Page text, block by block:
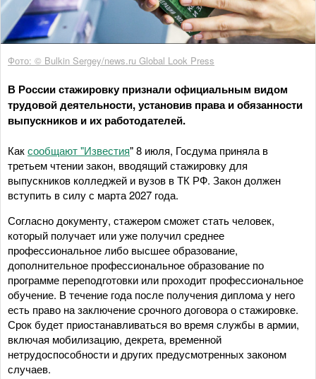
Фото: © Bulkin Sergey/news.ru Global Look Press
В России стажировку признали официальным видом
трудовой деятельности, установив права и обязанности
выпускников и их работодателей.
Каксообщают "Известия" 8 июля, Госдума приняла в
третьем чтении закон, вводящий стажировку для
выпускников колледжей и вузов в ТК РФ. Закон должен
вступить в силу с марта 2027 года.
Согласно документу, стажером сможет стать человек,
который получает или уже получил среднее
профессиональное либо высшее образование,
дополнительное профессиональное образование по
программе переподготовки или проходит профессиональное
обучение. В течение года после получения диплома у него
есть право на заключение срочного договора о стажировке.
Срок будет приостанавливаться во время службы в армии,
включая мобилизацию, декрета, временной
нетрудоспособности и других предусмотренных законом
случаев.